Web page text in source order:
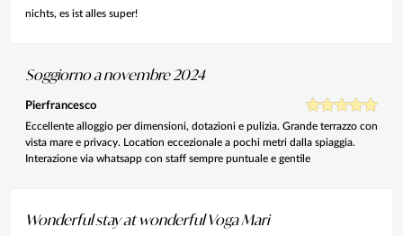
nichts, es ist alles super!
Soggiorno a novembre 2024
Pierfrancesco
Eccellente alloggio per dimensioni, dotazioni e pulizia. Grande terrazzo con
vista mare e privacy. Location eccezionale a pochi metri dalla spiaggia.
Interazione via whatsapp con staff sempre puntuale e gentile
Wonderful stay at wonderful Voga Mari